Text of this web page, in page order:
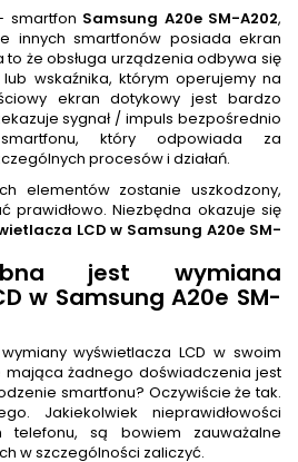
smartfon Samsung A20e SM-A202,
innych smartfonów posiada ekran
to że obsługa urządzenia odbywa się
wskaźnika, którym operujemy na
ekran dotykowy jest bardzo
sygnał / impuls bezpośrednio
który odpowiada za
procesów i działań.
elementów zostanie uszkodzony,
prawidłowo. Niezbędna okazuje się
LCD w Samsung A20e SM-
jest wymiana
w Samsung A20e SM-
wyświetlacza LCD w swoim
mająca żadnego doświadczenia jest
smartfonu? Oczywiście że tak.
Jakiekolwiek nieprawidłowości
telefonu, są bowiem zauważalne
w szczególności zaliczyć.